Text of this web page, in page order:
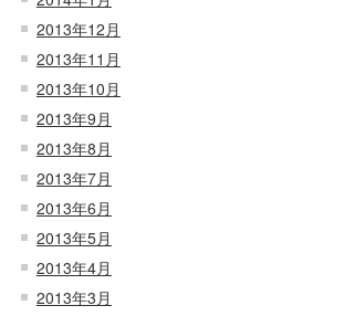
2013年12月
2013年11月
2013年10月
2013年9月
2013年8月
2013年7月
2013年6月
2013年5月
2013年4月
2013年3月